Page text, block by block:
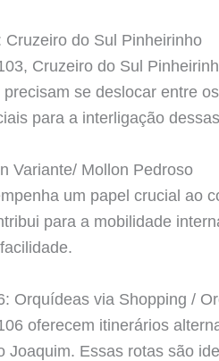
Cruzeiro do Sul Pinheirinho
Cruzeiro do Sul
se deslocar entre
para a interligação
Variante/ Mollon Pedroso
um papel crucial ao
para a mobilidade
Orquídeas via Shopping /
oferecem itinerários
Joaquim. Essas rotas são